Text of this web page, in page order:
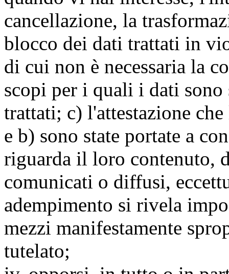
cancellazione, la
blocco dei dati trattati in
di cui non è necessaria la
scopi per i quali i dati sono
trattati; c) l'attestazione
e b) sono state portate a
riguarda il loro contenuto,
comunicati o diffusi,
adempimento si rivela
mezzi manifestamente
tutelato;